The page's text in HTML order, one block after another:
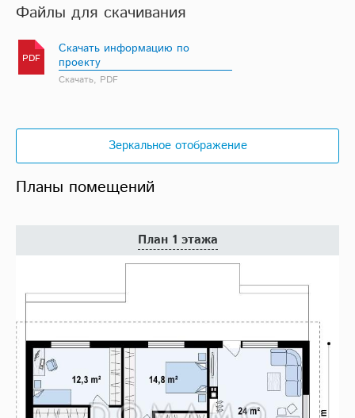
Файлы для скачивания
PDF
Скачать информацию по
проекту
Скачать, PDF
Планы помещений
Зеркальное отображение
План 1 этажа